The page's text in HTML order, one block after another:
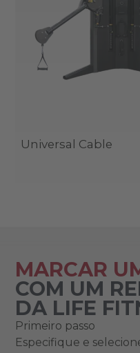
Universal Cable
MARCAR
COM UM
DA LIFE
Primeiro passo
Especifique e